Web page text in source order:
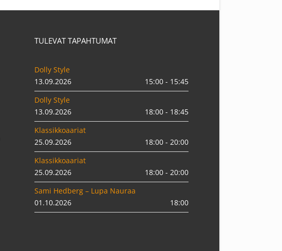
TULEVAT TAPAHTUMAT
Dolly Style
13.09.2026
15:00 - 15:45
Dolly Style
13.09.2026
18:00 - 18:45
Klassikkoaariat
25.09.2026
18:00 - 20:00
Klassikkoaariat
25.09.2026
18:00 - 20:00
Sami Hedberg – Lupa Nauraa
01.10.2026
18:00